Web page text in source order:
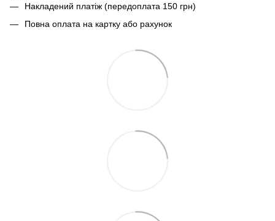
Накладений платіж (передоплата 150 грн)
Повна оплата на картку або рахунок